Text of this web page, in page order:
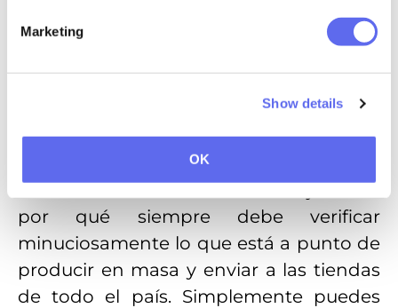
Marketing
Show details
OK
Esta es otra historia con moraleja sobre
por qué siempre debe verificar
minuciosamente lo que está a punto de
producir en masa y enviar a las tiendas
de todo el país. Simplemente puedes